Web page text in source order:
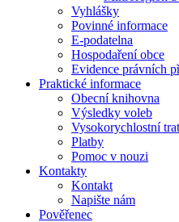
Vyhlášky
Povinné informace
E-podatelna
Hospodaření obce
Evidence právních
Praktické informace
Obecní knihovna
Výsledky voleb
Vysokorychlostní
Platby
Pomoc v nouzi
Kontakty
Kontakt
Napište nám
Pověřenec